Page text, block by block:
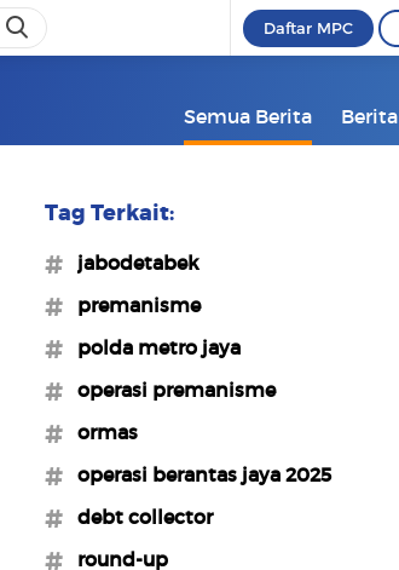
Daftar MPC
Semua Berita Berita
Tag Terkait:
#jabodetabek
#premanisme
#polda metro jaya
#operasi premanisme
#ormas
#operasi berantas jaya 2025
#debt collector
#round-up